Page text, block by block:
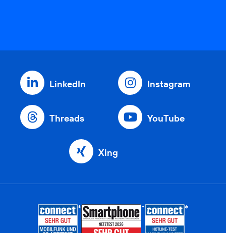
LinkedIn Instagram
Threads YouTube
Xing